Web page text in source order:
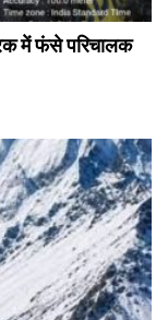
में फंसे परिचालक